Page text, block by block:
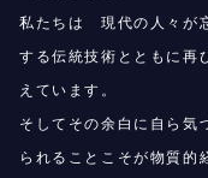
私たちは 現代の人々が
する伝統技術とともに再
えています。
そしてその余白に自ら
られることこそが物質的